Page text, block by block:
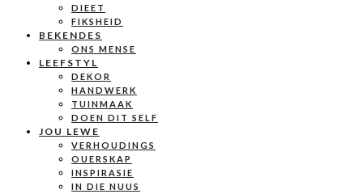
DIEET
FIKSHEID
BEKENDES
ONS MENSE
LEEFSTYL
DEKOR
HANDWERK
TUINMAAK
DOEN DIT SELF
JOU LEWE
VERHOUDINGS
OUERSKAP
INSPIRASIE
IN DIE NUUS